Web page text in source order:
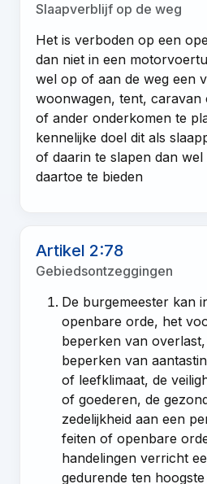
Slaapverblijf op de weg
Het is verboden op een
dan niet in een
wel op of aan de weg een
woonwagen, tent, caravan
of ander onderkomen te
kennelijke doel dit als
of daarin te slapen dan wel
daartoe te bieden
Artikel 2:78
Gebiedsontzeggingen
De burgemeester kan
openbare orde, het
beperken van
beperken van
of leefklimaat, de
of goederen, de
zedelijkheid aan een
feiten of openbare
handelingen verricht
gedurende ten